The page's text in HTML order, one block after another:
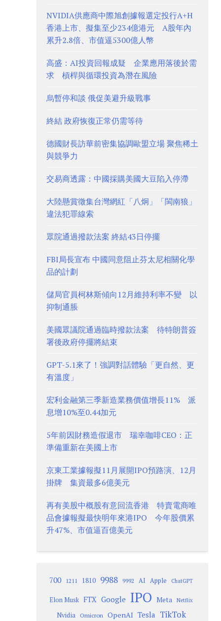
NVIDIA供應商中際旭創據報選定投行A+H
香港上市、擬集至少234億港元 A股年內
累升2.8倍、市值逼5300億人幣
高盛：AI投資回報成疑 企業應用落後於需
求 槓桿與循環投資為潛在風險
烏暫停和談 俄促美避升級戰事
終結 政府恢復正常仍需等待
德國財長訪華前密集協調歐盟立場 聚焦稀土
與競爭力
交易商透露：中國採購美國大豆陷入停滯
大陸懸賞徵集台灣網紅「八炯」「閩南狼」
違法犯罪線索
眾院通過撥款法案 終結43日停擺
FBI局長宣布 中國同意阻止芬太尼相關化學
品的計劃
儲局官員柯林斯傾向12月維持利率不變 以
抑制通脹
美國眾議院通過臨時撥款法案 待特朗普簽
署後政府停擺將結束
GPT-5.1來了！強調對話體驗「更自然、更
有溫度」
宏利金融第三季新造業務價值增長11% 派
息增10%至0.44加元
5年前因財務造假退市 瑞幸咖啡CEO：正
準備重新在美國上市
京東工業據報擬11月展開IPO預路演、12月
掛牌 集資最多6億美元
再有美股中概股有意回流香港 特賣電商唯
品會據報擬最快明年來港IPO 今年股價累
升47%、市值逼百億美元
700 1211 1810 9988 9992 AI Apple ChatGPT
Elon Musk FTX Google IPO Meta Netflix
Nvidia Omicron OpenAI Tesla TikTok